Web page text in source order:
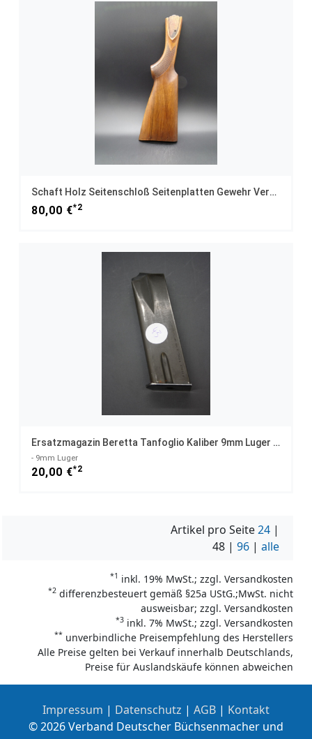
Schaft Holz Seitenschloß Seitenplatten Gewehr Versandfrei
80,00 €*2
Ersatzmagazin Beretta Tanfoglio Kaliber 9mm Luger VERSANDFREI
- 9mm Luger
20,00 €*2
Artikel pro Seite24 |
48 | 96 | alle
*1 inkl. 19% MwSt.; zzgl. Versandkosten
*2 differenzbesteuert gemäß §25a UStG.;MwSt. nicht
ausweisbar; zzgl. Versandkosten
*3 inkl. 7% MwSt.; zzgl. Versandkosten
** unverbindliche Preisempfehlung des Herstellers
Alle Preise gelten bei Verkauf innerhalb Deutschlands,
Preise für Auslandskäufe können abweichen
Impressum | Datenschutz | AGB | Kontakt
© 2026 Verband Deutscher Büchsenmacher und